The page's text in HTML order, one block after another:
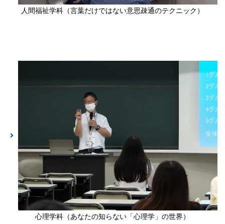
人間福祉学科（言葉だけではない意思疎通のテクニック）
心理学科（あなたの知らない「心理学」の世界）